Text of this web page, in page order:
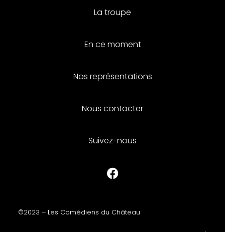
La troupe
En ce moment
Nos représentations
Nous contacter
Suivez-nous
©2023 – Les Comédiens du Château